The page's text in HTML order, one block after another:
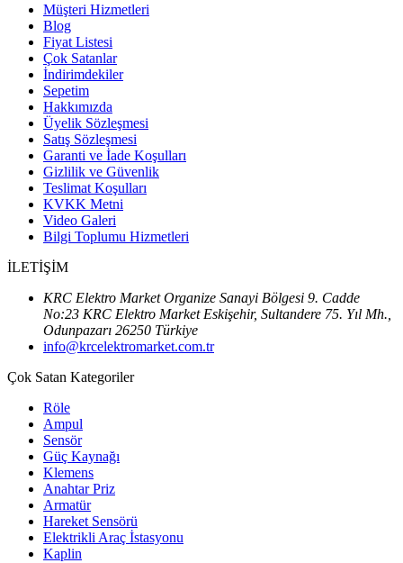
Müşteri Hizmetleri
Blog
Fiyat Listesi
Çok Satanlar
İndirimdekiler
Sepetim
Hakkımızda
Üyelik Sözleşmesi
Satış Sözleşmesi
Garanti ve İade Koşulları
Gizlilik ve Güvenlik
Teslimat Koşulları
KVKK Metni
Video Galeri
Bilgi Toplumu Hizmetleri
İLETİŞİM
KRC Elektro Market Organize Sanayi Bölgesi 9. Cadde
No:23 KRC Elektro Market Eskişehir, Sultandere 75. Yıl Mh.,
Odunpazarı 26250 Türkiye
info@krcelektromarket.com.tr
Çok Satan Kategoriler
Röle
Ampul
Sensör
Güç Kaynağı
Klemens
Anahtar Priz
Armatür
Hareket Sensörü
Elektrikli Araç İstasyonu
Kaplin